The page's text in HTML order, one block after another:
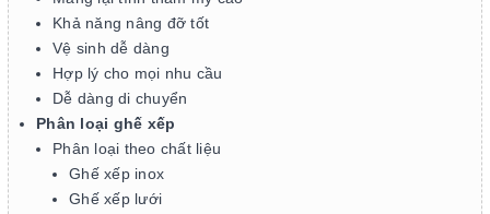
Khả năng nâng đỡ tốt
Vệ sinh dễ dàng
Hợp lý cho mọi nhu cầu
Dễ dàng di chuyển
Phân loại ghế xếp
Phân loại theo chất liệu
Ghế xếp inox
Ghế xếp lưới